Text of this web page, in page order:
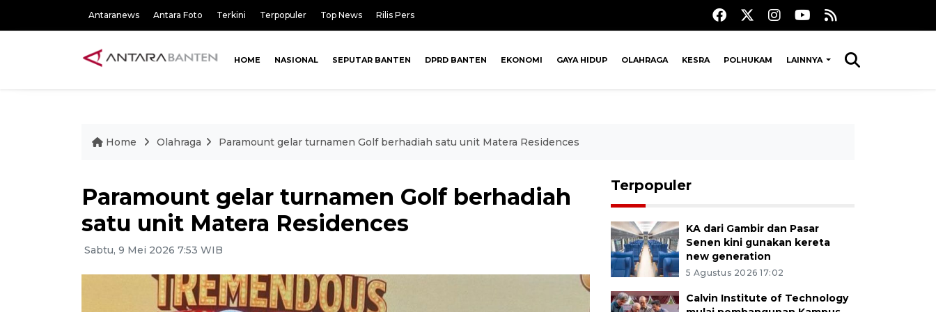
Antaranews Antara Foto Terkini Terpopuler Top News Rilis Pers
HOME NASIONAL SEPUTAR BANTEN DPRD BANTEN EKONOMI GAYA HIDUP OLAHRAGA KESRA POLHUKAM LAINNYA
Home Olahraga Paramount gelar turnamen Golf berhadiah satu unit Matera Residences
Paramount gelar turnamen Golf berhadiah
satu unit Matera Residences
Sabtu, 9 Mei 2026 7:53 WIB
Terpopuler
KA dari Gambir dan Pasar
Senen kini gunakan kereta
new generation
5 Agustus 2026 17:02
Calvin Institute of Technology